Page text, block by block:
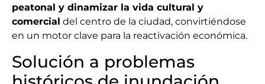
peatonal y dinamizar la vida cultural y
comercial del centro de la ciudad, convirtiéndose
en un motor clave para la reactivación económica.
Solución a problemas